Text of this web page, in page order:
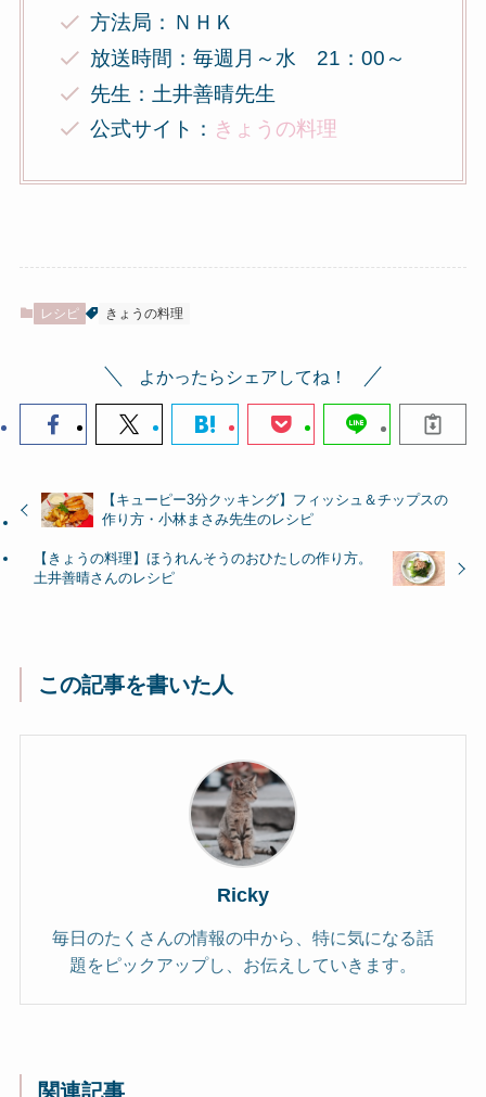
方法局：ＮＨＫ
放送時間：毎週月～水 21：00～
先生：土井善晴先生
公式サイト： きょうの料理
レシピ きょうの料理
よかったらシェアしてね！
【キューピー3分クッキング】フィッシュ＆チップスの
作り方・小林まさみ先生のレシピ
【きょうの料理】ほうれんそうのおひたしの作り方。
土井善晴さんのレシピ
この記事を書いた人
Ricky
毎日のたくさんの情報の中から、特に気になる話
題をピックアップし、お伝えしていきます。
関連記事